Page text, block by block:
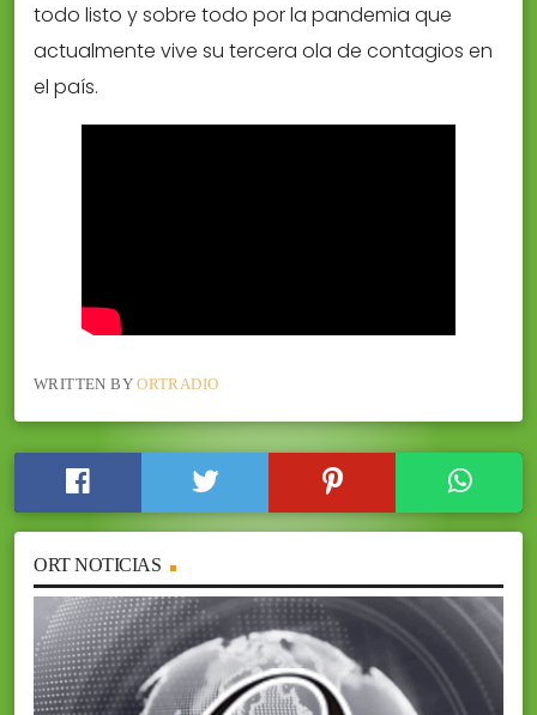
todo listo y sobre todo por la pandemia que
actualmente vive su tercera ola de contagios en
el país.
WRITTEN BYORTRADIO
ORT NOTICIAS